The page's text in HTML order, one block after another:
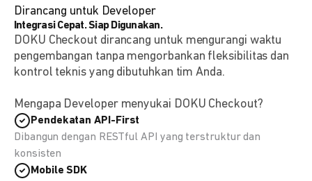
Dirancang untuk Developer
Integrasi Cepat. Siap Digunakan.
DOKU Checkout dirancang untuk mengurangi waktu
pengembangan tanpa mengorbankan fleksibilitas dan
kontrol teknis yang dibutuhkan tim Anda.
Mengapa Developer menyukai DOKU Checkout?
Pendekatan API-First
Dibangun dengan RESTful API yang terstruktur dan
konsisten
Mobile SDK